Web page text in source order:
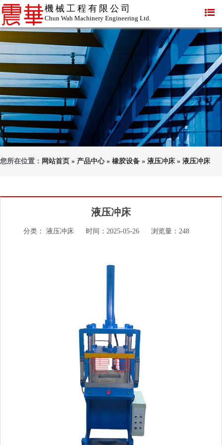
機械工程有限公司
Chun Wah Machinery Engineering Ltd.
您所在位置： 网站首页 » 产品中心» 橡胶设备 » 液压冲床 » 液压冲床
液压冲床
分类： 液压冲床 时间：2025-05-26 浏览量：248